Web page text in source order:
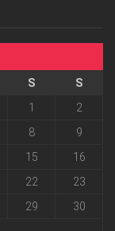
S
S
1
2
8
9
15
16
22
23
29
30